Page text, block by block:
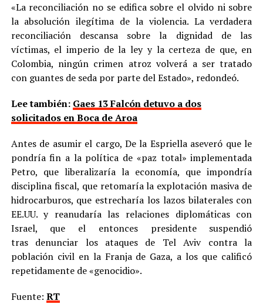
«La reconciliación no se edifica sobre el olvido ni sobre
la absolución ilegítima de la violencia. La verdadera
reconciliación descansa sobre la dignidad de las
víctimas, el imperio de la ley y la certeza de que, en
Colombia, ningún crimen atroz volverá a ser tratado
con guantes de seda por parte del Estado», redondeó.
Lee también: Gaes 13 Falcón detuvo a dos
solicitados en Boca de Aroa
Antes de asumir el cargo, De la Espriella aseveró que le
pondría fin a la política de «paz total» implementada
Petro, que liberalizaría la economía, que impondría
disciplina fiscal, que retomaría la explotación masiva de
hidrocarburos, que estrecharía los lazos bilaterales con
EE.UU. y reanudaría las relaciones diplomáticas con
Israel, que el entonces presidente suspendió
tras denunciar los ataques de Tel Aviv contra la
población civil en la Franja de Gaza, a los que calificó
repetidamente de «genocidio».
Fuente: RT